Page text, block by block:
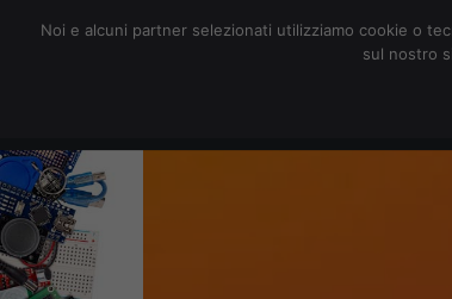
Noi e alcuni partner selezionati utilizziamo cookie o
sul nostro